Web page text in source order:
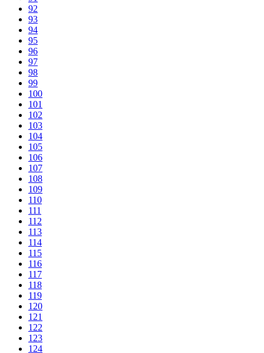
92
93
94
95
96
97
98
99
100
101
102
103
104
105
106
107
108
109
110
111
112
113
114
115
116
117
118
119
120
121
122
123
124